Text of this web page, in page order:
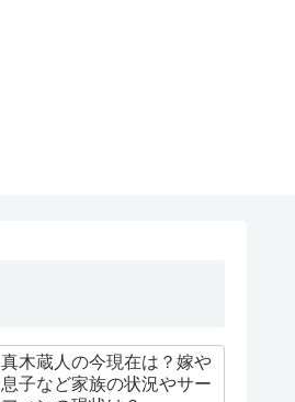
真木蔵人の今現在は？嫁や
息子など家族の状況やサー